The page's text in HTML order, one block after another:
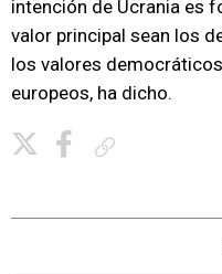
intención de Ucrania es
valor principal sean los
los valores
europeos, ha dicho.